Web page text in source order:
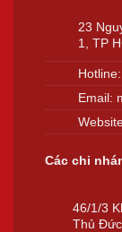
23
1, TP
Email:
Các chi
46/1/3
Thủ